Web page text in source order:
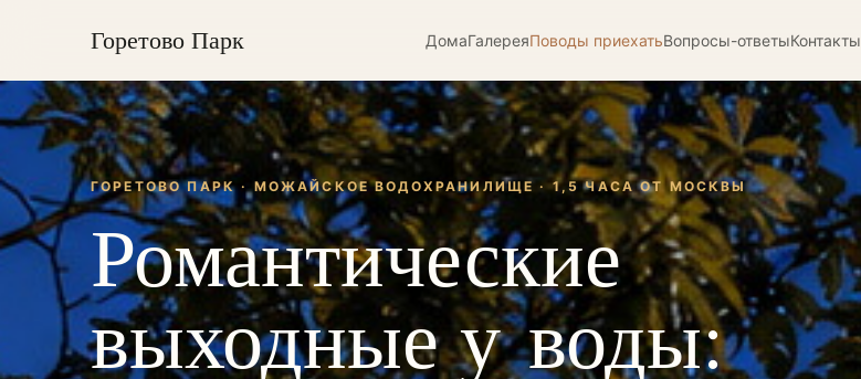
Горетово Парк ДомаГалереяПоводы приехатьВопросы-ответыКонтакты
ГОРЕТОВО ПАРК · МОЖАЙСКОЕ ВОДОХРАНИЛИЩЕ · 1,5 ЧАСА ОТ МОСКВЫ
Романтические
выходные у воды: